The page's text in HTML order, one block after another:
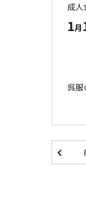
成人
1月
呉